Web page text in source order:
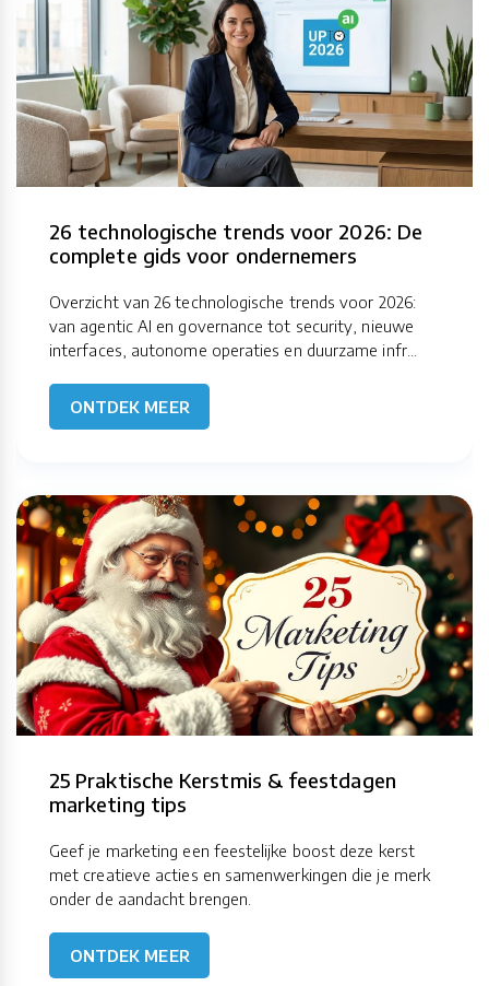
26 technologische trends voor 2026: De
complete gids voor ondernemers
Overzicht van 26 technologische trends voor 2026:
van agentic AI en governance tot security, nieuwe
interfaces, autonome operaties en duurzame infr...
ONTDEK MEER
25 Praktische Kerstmis & feestdagen
marketing tips
Geef je marketing een feestelijke boost deze kerst
met creatieve acties en samenwerkingen die je merk
onder de aandacht brengen.
ONTDEK MEER